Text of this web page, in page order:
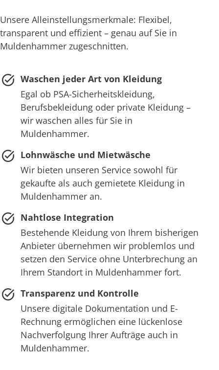
Unsere Alleinstellungsmerkmale: Flexibel,
transparent und effizient – genau auf Sie in
Muldenhammer zugeschnitten.
Waschen jeder Art von Kleidung
Egal ob PSA-Sicherheitskleidung,
Berufsbekleidung oder private Kleidung –
wir waschen alles für Sie in
Muldenhammer.
Lohnwäsche und Mietwäsche
Wir bieten unseren Service sowohl für
gekaufte als auch gemietete Kleidung in
Muldenhammer an.
Nahtlose Integration
Bestehende Kleidung von Ihrem bisherigen
Anbieter übernehmen wir problemlos und
setzen den Service ohne Unterbrechung an
Ihrem Standort in Muldenhammer fort.
Transparenz und Kontrolle
Unsere digitale Dokumentation und E-
Rechnung ermöglichen eine lückenlose
Nachverfolgung Ihrer Aufträge auch in
Muldenhammer.